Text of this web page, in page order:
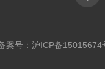
案号： 沪ICP备15015674